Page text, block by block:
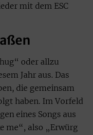
mit dem ESC
oder allzu
Jahr aus. Das
die gemeinsam
haben. Im Vorfeld
eines Songs aus
me“, also „Erwürg